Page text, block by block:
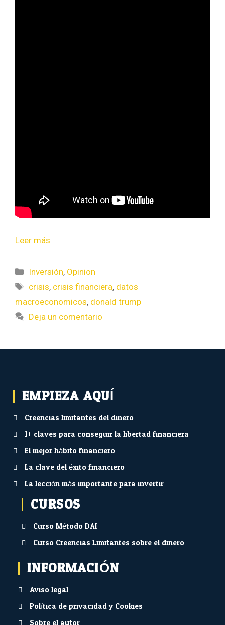
Leer más
Inversión, Opinion
crisis, crisis financiera, datos
macroeconomicos, donald trump
Deja un comentario
EMPIEZA AQUÍ...
Creencias limitantes del dinero
10 claves para conseguir la libertad financiera
El mejor hábito financiero
La clave del éxito financiero
La lección más importante para invertir
CURSOS
Curso Método DAI
Curso Creencias Limitantes sobre el dinero
INFORMACIÓN
Aviso legal
Política de privacidad y Cookies